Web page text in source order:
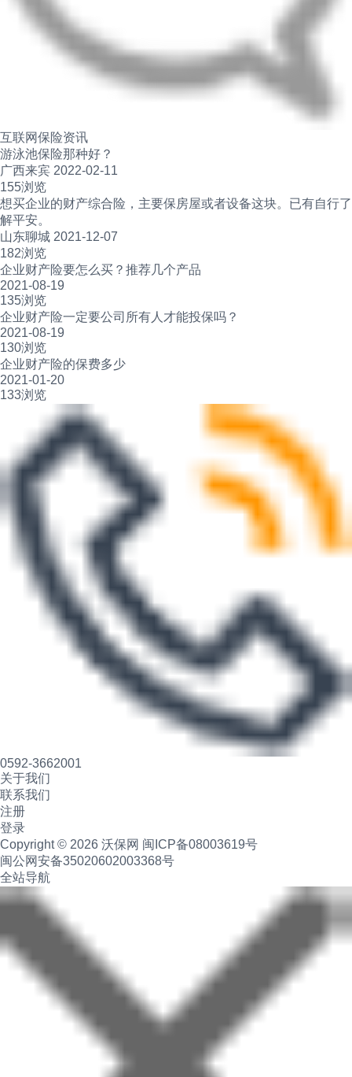
互联网保险资讯
游泳池保险那种好？
广西来宾 2022-02-11
155浏览
想买企业的财产综合险，主要保房屋或者设备这块。已有自行了
解平安。
山东聊城 2021-12-07
182浏览
企业财产险要怎么买？推荐几个产品
2021-08-19
135浏览
企业财产险一定要公司所有人才能投保吗？
2021-08-19
130浏览
企业财产险的保费多少
2021-01-20
133浏览
0592-3662001
关于我们
联系我们
注册
登录
Copyright © 2026 沃保网 闽ICP备08003619号
闽公网安备35020602003368号
全站导航